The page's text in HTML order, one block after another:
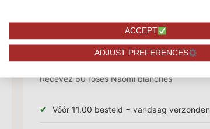
Description
Recevez 60 roses Naomi blanches
Vóór 11.00 besteld = vandaag verzonden
ACCEPT
ADJUST PREFERENCES